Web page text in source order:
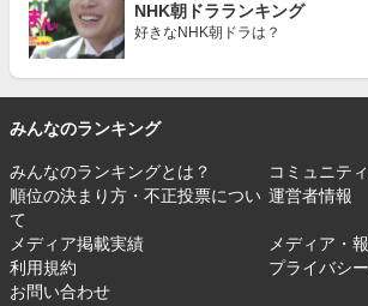
NHK朝ドラランキング
好きなNHK朝ドラは？
みんなのランキング
みんなのランキングとは？
コミュニテ
順位の決まり方・不正投票につい
て
運営者情報
メディア掲載実績
メディア・
利用規約
プライバシ
お問い合わせ